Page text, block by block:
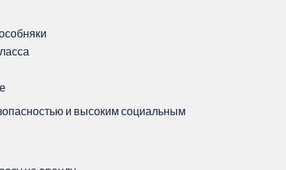
и высоким социальным